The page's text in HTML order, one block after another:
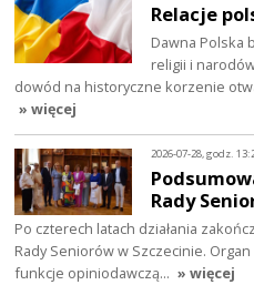
Relacje
Dawna Polska
religii i
dowód na historyczne korzenie
» więcej
2026-07-28, godz.
Rady
Po czterech latach działania
Rady Seniorów w Szczecinie. Organ
funkcje opiniodawczą… » więcej